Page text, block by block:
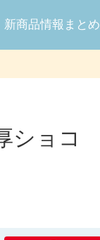
新商品情報まとめ
ショコ